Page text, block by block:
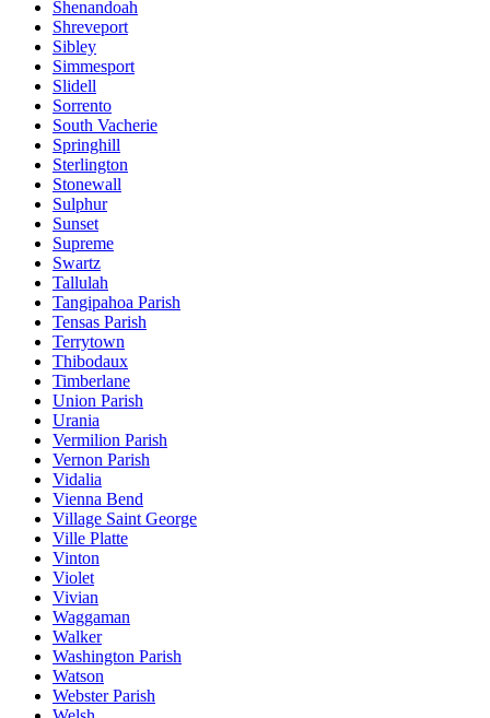
Shenandoah
Shreveport
Sibley
Simmesport
Slidell
Sorrento
South Vacherie
Springhill
Sterlington
Stonewall
Sulphur
Sunset
Supreme
Swartz
Tallulah
Tangipahoa Parish
Tensas Parish
Terrytown
Thibodaux
Timberlane
Union Parish
Urania
Vermilion Parish
Vernon Parish
Vidalia
Vienna Bend
Village Saint George
Ville Platte
Vinton
Violet
Vivian
Waggaman
Walker
Washington Parish
Watson
Webster Parish